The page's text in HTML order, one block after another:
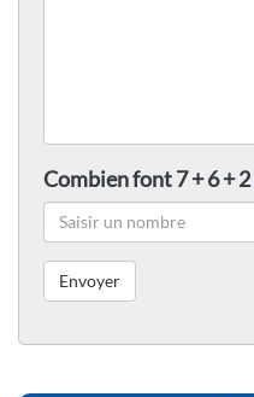
Combien font 7 + 6 + 2